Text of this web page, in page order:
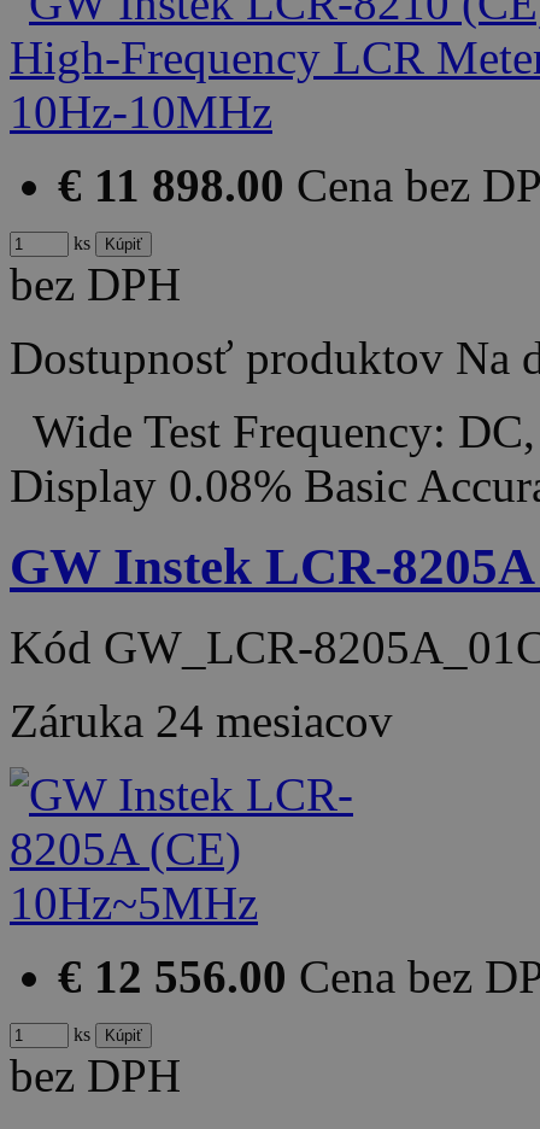
€ 11 898.00 Cena bez
ks
bez DPH
Dostupnosť produktov Na
Wide Test Frequency:
Display 0.08% Basic
GW Instek LCR-
Kód GW_LCR-
Záruka 24 mesiacov
€ 12 556.00 Cena bez
ks
bez DPH